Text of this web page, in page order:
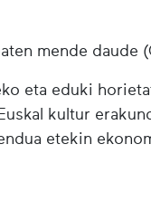
mende daude
eta eduki
kultur
etekin